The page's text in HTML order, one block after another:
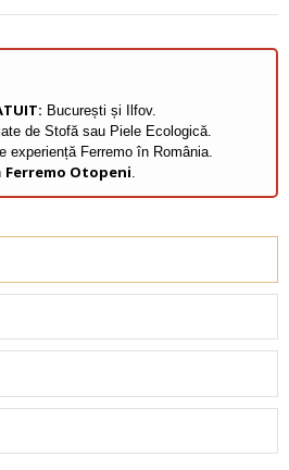
București și Ilfov.
de Stofă sau Piele Ecologică.
experiență Ferremo în România.
Ferremo Otopeni.